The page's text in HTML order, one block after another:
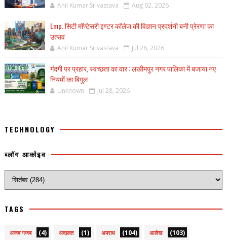
Anil Kumar Srivastava Aug 02, 2026
Lmp. सिटी मॉण्टेसरी इण्टर कॉलेज की विज्ञान प्रदर्शनी बनी प्रेरणा का
उत्सव
Anil Kumar Srivastava Jul 28, 2026
गंदगी पर प्रहार, स्वच्छता का वार : लखीमपुर नगर पालिका में बजाया नए
नियमों का बिगुल
Unknown Jul 28, 2026
TECHNOLOGY
ब्लॉग आर्काइव
TAGS
अजब गजब (4) अदालत (1) अपराध (104) आलेख (103)